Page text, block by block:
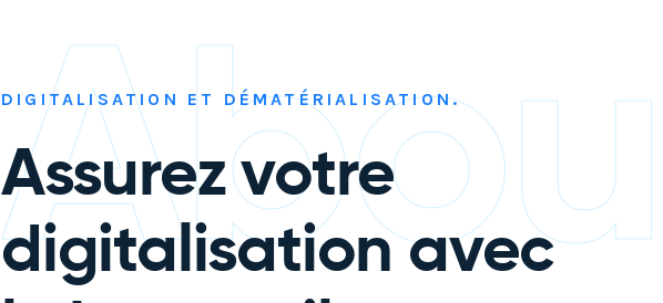
DIGITALISATION ET DÉMATÉRIALISATION.
Assurez votre
digitalisation avec